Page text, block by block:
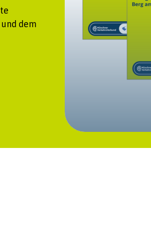
und dem